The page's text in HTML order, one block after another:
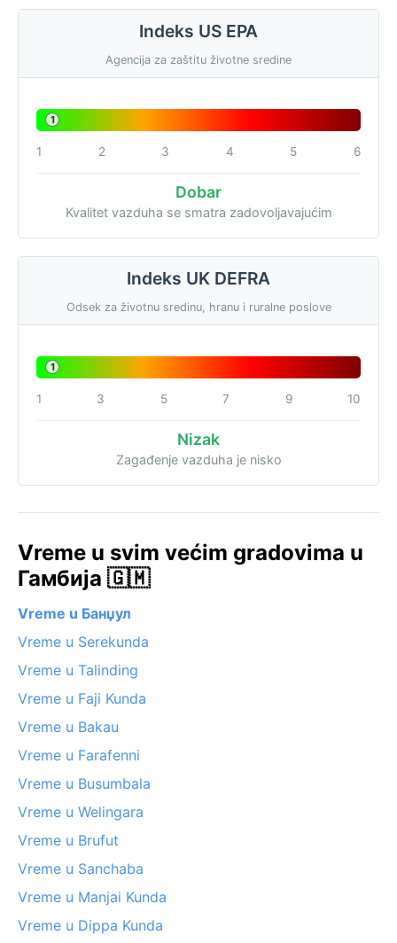
Indeks US EPA
Agencija za zaštitu životne sredine
1
1 2 3 4 5 6
Dobar
Kvalitet vazduha se smatra zadovoljavajućim
Indeks UK DEFRA
Odsek za životnu sredinu, hranu i ruralne poslove
1
1 3 5 7 9 10
Nizak
Zagađenje vazduha je nisko
Vreme u svim većim gradovima u
Гамбија 🇬🇲
Vreme u Банџул
Vreme u Serekunda
Vreme u Talinding
Vreme u Faji Kunda
Vreme u Bakau
Vreme u Farafenni
Vreme u Busumbala
Vreme u Welingara
Vreme u Brufut
Vreme u Sanchaba
Vreme u Manjai Kunda
Vreme u Dippa Kunda